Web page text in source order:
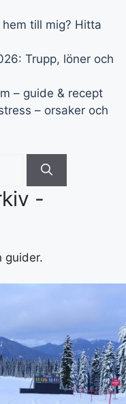
till mig? Hitta
Trupp, löner och
– guide & recept
– orsaker och
-
guider.